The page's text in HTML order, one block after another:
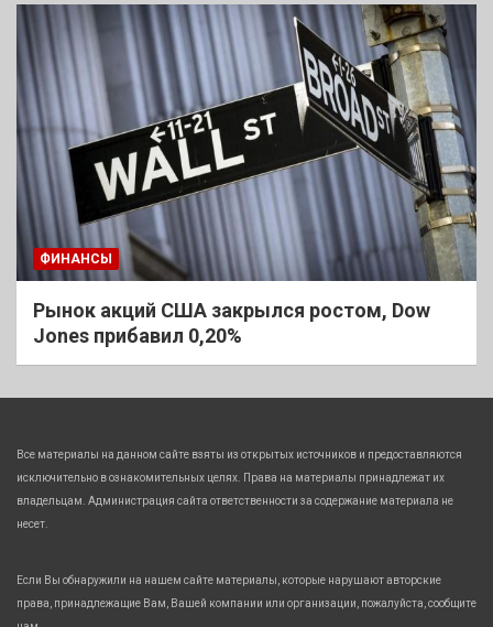
ФИНАНСЫ
Рынок акций США закрылся ростом, Dow
Jones прибавил 0,20%
Все материалы на данном сайте взяты из открытых источников и предоставляются
исключительно в ознакомительных целях. Права на материалы принадлежат их
владельцам. Администрация сайта ответственности за содержание материала не
несет.
Если Вы обнаружили на нашем сайте материалы, которые нарушают авторские
права, принадлежащие Вам, Вашей компании или организации, пожалуйста, сообщите